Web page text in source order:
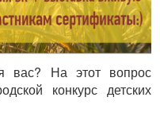
вас? На этот вопрос
конкурс детских